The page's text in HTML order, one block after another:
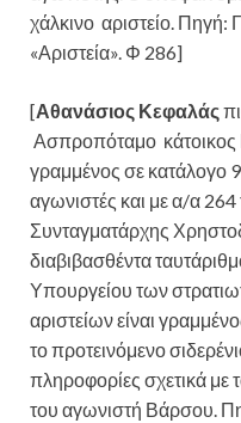
χάλκινο αριστείο. Πηγή:
«Αριστεία». Φ 286]
[Αθανάσιος Κεφαλάς
Ασπροπόταμο κάτοικος
γραμμένος σε κατάλογο
αγωνιστές και με α/α 264
Συνταγματάρχης
διαβιβασθέντα
Υπουργείου των
αριστείων είναι
το προτεινόμενο
πληροφορίες σχετικά με
του αγωνιστή Βάρσου.